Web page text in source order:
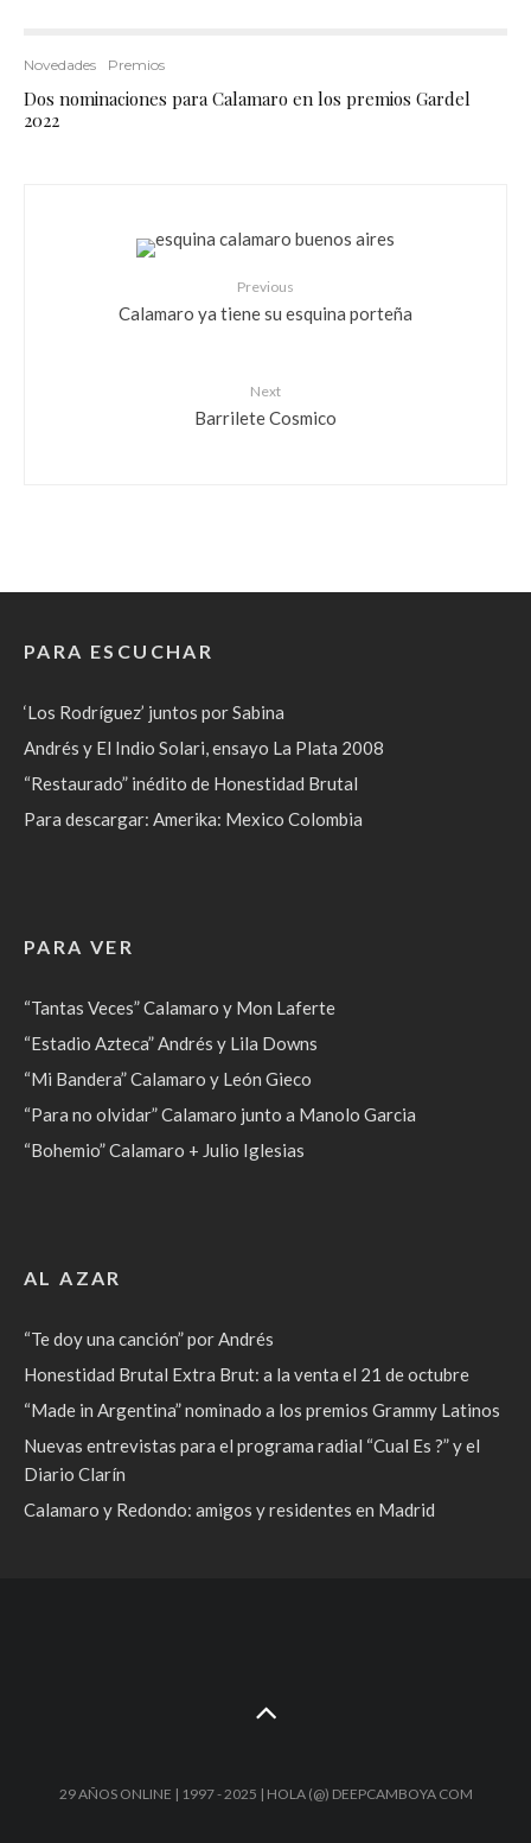
Novedades Premios
Dos nominaciones para Calamaro en los premios Gardel
2022
Previous
Calamaro ya tiene su esquina porteña
Next
Barrilete Cosmico
PARA ESCUCHAR
‘Los Rodríguez’ juntos por Sabina
Andrés y El Indio Solari, ensayo La Plata 2008
“Restaurado” inédito de Honestidad Brutal
Para descargar: Amerika: Mexico Colombia
PARA VER
“Tantas Veces” Calamaro y Mon Laferte
“Estadio Azteca” Andrés y Lila Downs
“Mi Bandera” Calamaro y León Gieco
“Para no olvidar” Calamaro junto a Manolo Garcia
“Bohemio” Calamaro + Julio Iglesias
AL AZAR
“Te doy una canción” por Andrés
Honestidad Brutal Extra Brut: a la venta el 21 de octubre
“Made in Argentina” nominado a los premios Grammy Latinos
Nuevas entrevistas para el programa radial “Cual Es ?” y el
Diario Clarín
Calamaro y Redondo: amigos y residentes en Madrid
29 AÑOS ONLINE | 1997 - 2025 | HOLA (@) DEEPCAMBOYA COM